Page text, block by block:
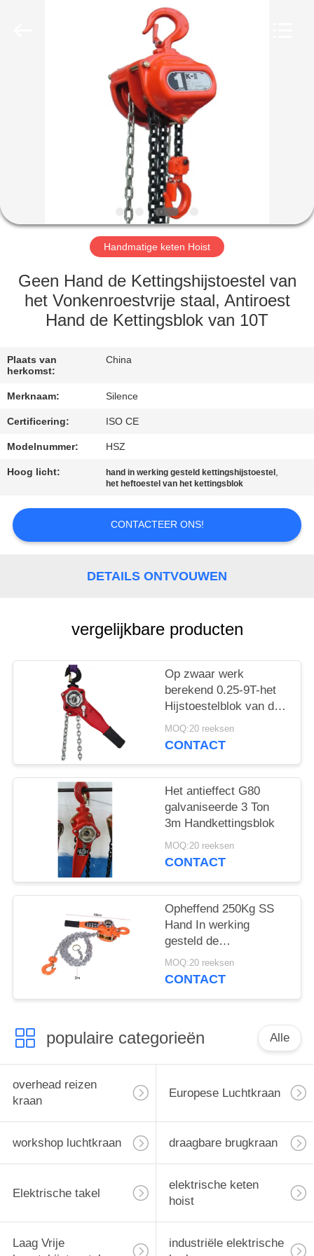
PRODUCTEN
FABRIEKSREIS
KWALITEITSCONTROLE
CONTACTEER
EEN
CITAAT
PRIVACY
Handmatige keten Hoist
Geen Hand de Kettingshijstoestel van
het Vonkenroestvrije staal, Antiroest
Hand de Kettingsblok van 10T
Plaats van
herkomst:
China
Merknaam: Silence
Certificering: ISO CE
Modelnummer: HSZ
Hoog licht: hand in werking gesteld kettingshijstoestel ,
het heftoestel van het kettingsblok
CONTACTEER ONS!
DETAILS ONTVOUWEN
vergelijkbare producten
Op zwaar werk
berekend 0.25-9T-het
Hijstoestelblok van de
Hefboomketting voor
Manural-het Opheffen
MOQ:20 reeksen
CONTACT
Het antieffect G80
galvaniseerde 3 Ton
3m Handkettingsblok
MOQ:20 reeksen
CONTACT
Opheffend 250Kg SS
Hand In werking
gesteld de
Kettingshijstoestel van
50T 1.5m
MOQ:20 reeksen
CONTACT
populaire categorieën Alle
overhead reizen
kraan
Europese Luchtkraan
workshop luchtkraan draagbare brugkraan
Elektrische takel
elektrische keten
hoist
Laag Vrije
industriële elektrische